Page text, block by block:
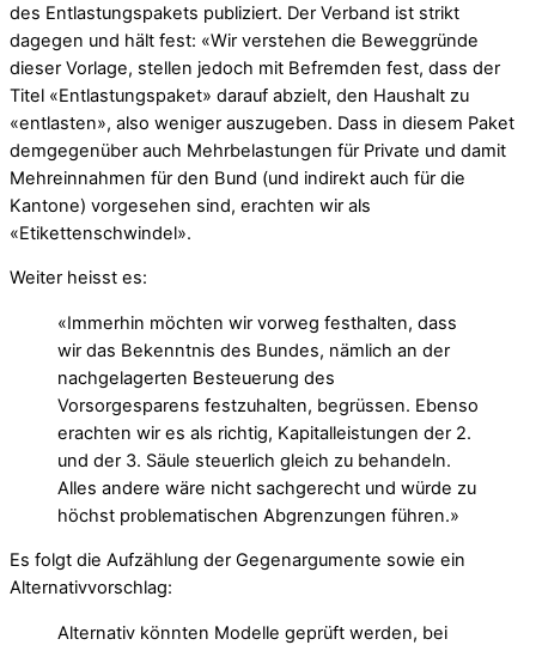
des Entlastungspakets publiziert. Der Verband ist strikt
dagegen und hält fest: «Wir verstehen die Beweggründe
dieser Vorlage, stellen jedoch mit Befremden fest, dass der
Titel «Entlastungspaket» darauf abzielt, den Haushalt zu
«entlasten», also weniger auszugeben. Dass in diesem Paket
demgegenüber auch Mehrbelastungen für Private und damit
Mehreinnahmen für den Bund (und indirekt auch für die
Kantone) vorgesehen sind, erachten wir als
«Etikettenschwindel».
Weiter heisst es:
«Immerhin möchten wir vorweg festhalten, dass
wir das Bekenntnis des Bundes, nämlich an der
nachgelagerten Besteuerung des
Vorsorgesparens festzuhalten, begrüssen. Ebenso
erachten wir es als richtig, Kapitalleistungen der 2.
und der 3. Säule steuerlich gleich zu behandeln.
Alles andere wäre nicht sachgerecht und würde zu
höchst problematischen Abgrenzungen führen.»
Es folgt die Aufzählung der Gegenargumente sowie ein
Alternativvorschlag:
Alternativ könnten Modelle geprüft werden, bei